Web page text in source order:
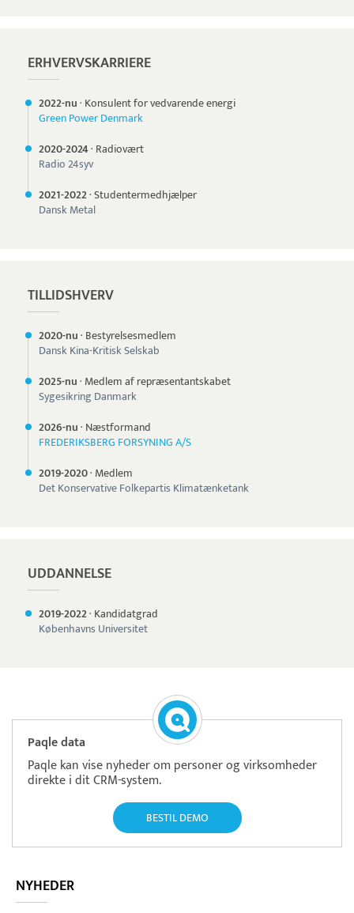
ERHVERVSKARRIERE
2022-nu· Konsulent for vedvarende energi
Green Power Denmark
2020-2024· Radiovært
Radio 24syv
2021-2022·Studentermedhjælper
Dansk Metal
TILLIDSHVERV
2020-nu· Bestyrelsesmedlem
Dansk Kina-Kritisk Selskab
2025-nu· Medlem af repræsentantskabet
Sygesikring Danmark
2026-nu· Næstformand
FREDERIKSBERG FORSYNING A/S
2019-2020· Medlem
Det Konservative Folkepartis Klimatænketank
UDDANNELSE
2019-2022· Kandidatgrad
Københavns Universitet
Paqle data
Paqle kan vise nyheder om personer og virksomheder
direkte i dit CRM-system.
BESTIL DEMO
NYHEDER